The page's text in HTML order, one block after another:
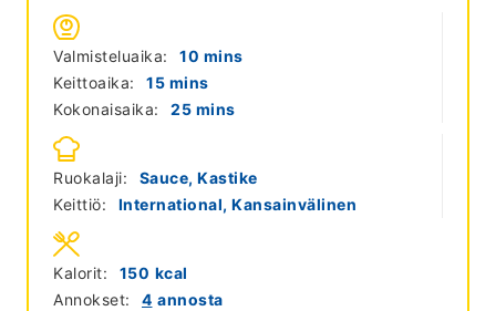
Valmisteluaika: 10 minutes
mins
Keittoaika:
15minutes
mins
Kokonaisaika:
25minutes
mins
Ruokalaji:
Sauce, Kastike
Keittiö:
International, Kansainvälinen
Annokset: 4 annosta
Kalorit: 150 kcal